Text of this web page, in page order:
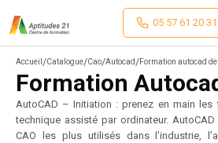
05 57 61 20 31
Accueil /Catalogue/Cao/Autocad/Formation autocad
Formation
AutoCAD – Initiation : prenez en main les
technique assisté par ordinateur.
CAO les plus utilisés dans l’industrie,